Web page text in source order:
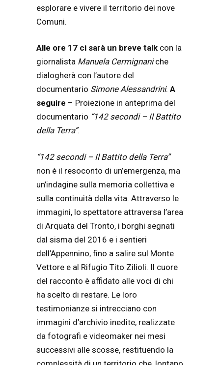
esplorare e vivere il territorio dei nove
Comuni.
Alle ore 17 ci sarà un breve talk con la
giornalista Manuela Cermignaniche
dialogherà con l’autore del
documentario Simone Alessandrini. A
seguire – Proiezione in anteprima del
documentario “142 secondi – Il Battito
della Terra”.
“142 secondi – Il Battito della Terra”
non è il resoconto di un’emergenza, ma
un’indagine sulla memoria collettiva e
sulla continuità della vita. Attraverso le
immagini, lo spettatore attraversa l’area
di Arquata del Tronto, i borghi segnati
dal sisma del 2016 e i sentieri
dell’Appennino, fino a salire sul Monte
Vettore e al Rifugio Tito Zilioli. Il cuore
del racconto è affidato alle voci di chi
ha scelto di restare. Le loro
testimonianze si intrecciano con
immagini d’archivio inedite, realizzate
da fotografi e videomaker nei mesi
successivi alle scosse, restituendo la